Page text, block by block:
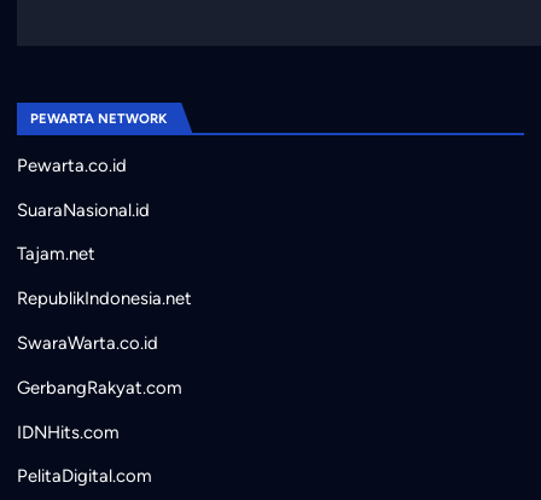
PEWARTA NETWORK
Pewarta.co.id
SuaraNasional.id
Tajam.net
RepublikIndonesia.net
SwaraWarta.co.id
GerbangRakyat.com
IDNHits.com
PelitaDigital.com